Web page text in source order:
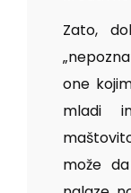
Zato,
one
mladi
može